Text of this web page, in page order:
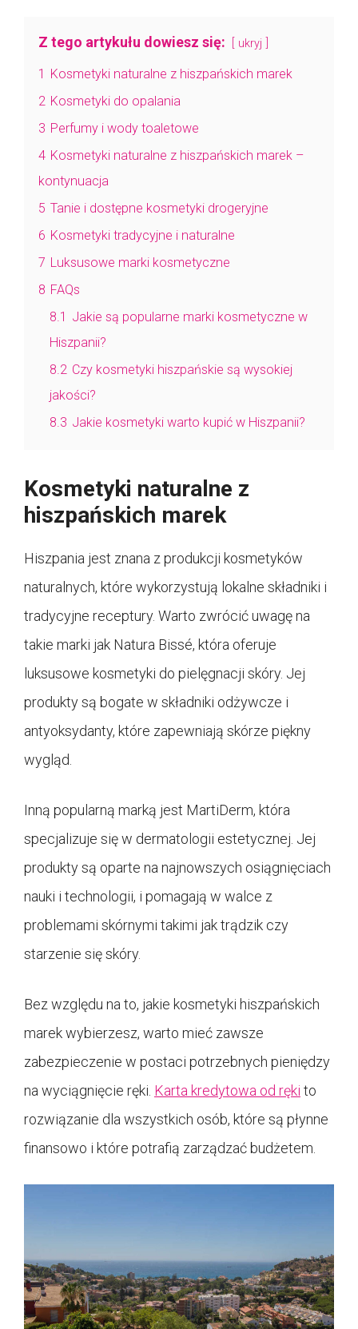
Z tego artykułu dowiesz się: ukryj
1 Kosmetyki naturalne z hiszpańskich marek
2 Kosmetyki do opalania
3 Perfumy i wody toaletowe
4 Kosmetyki naturalne z hiszpańskich marek –
kontynuacja
5 Tanie i dostępne kosmetyki drogeryjne
6 Kosmetyki tradycyjne i naturalne
7 Luksusowe marki kosmetyczne
8 FAQs
8.1 Jakie są popularne marki kosmetyczne w
Hiszpanii?
8.2 Czy kosmetyki hiszpańskie są wysokiej
jakości?
8.3 Jakie kosmetyki warto kupić w Hiszpanii?
Kosmetyki naturalne z
hiszpańskich marek
Hiszpania jest znana z produkcji kosmetyków
naturalnych, które wykorzystują lokalne składniki i
tradycyjne receptury. Warto zwrócić uwagę na
takie marki jak Natura Bissé, która oferuje
luksusowe kosmetyki do pielęgnacji skóry. Jej
produkty są bogate w składniki odżywcze i
antyoksydanty, które zapewniają skórze piękny
wygląd.
Inną popularną marką jest MartiDerm, która
specjalizuje się w dermatologii estetycznej. Jej
produkty są oparte na najnowszych osiągnięciach
nauki i technologii, i pomagają w walce z
problemami skórnymi takimi jak trądzik czy
starzenie się skóry.
Bez względu na to, jakie kosmetyki hiszpańskich
marek wybierzesz, warto mieć zawsze
zabezpieczenie w postaci potrzebnych pieniędzy
na wyciągnięcie ręki. Karta kredytowa od ręki to
rozwiązanie dla wszystkich osób, które są płynne
finansowo i które potrafią zarządzać budżetem.